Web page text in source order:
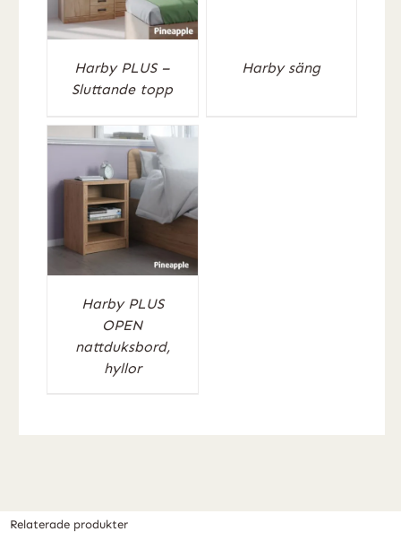
Harby PLUS –
Sluttande topp
Harby säng
Harby PLUS
OPEN
nattduksbord,
hyllor
Relaterade produkter